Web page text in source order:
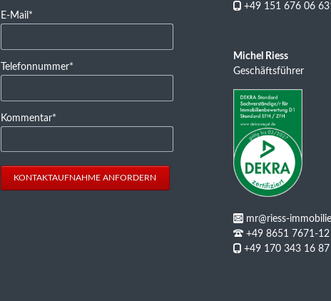
Pflichtfeld
E-Mail *
Pflichtfeld
Telefonnummer*
Pflichtfeld
Kommentar*
KONTAKTAUFNAHME ANFORDERN
+49 151 676 06
Michel Riess
Geschäftsführer
mr@riess-
+49 8651 7671-12
+49 170 343 16 87